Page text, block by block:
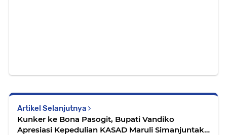
Artikel Selanjutnya
Kunker ke Bona Pasogit, Bupati Vandiko
Apresiasi Kepedulian KASAD Maruli Simanjuntak